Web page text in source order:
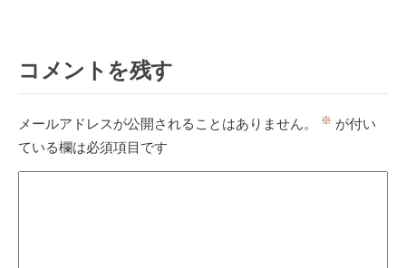
コメントを残す
メールアドレスが公開されることはありません。 ※ が付い
ている欄は必須項目です